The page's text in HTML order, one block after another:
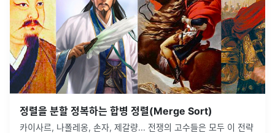
정렬을 분할 정복하는 합병 정렬(Merge Sort)
카이사르, 나폴레옹, 손자, 제갈량... 전쟁의 고수들은 모두 이 전략